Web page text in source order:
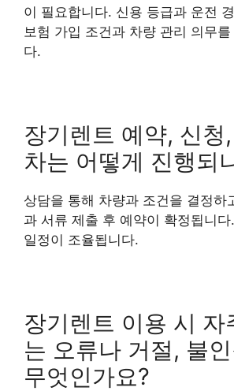
이 필요합니다. 신용 등급과 운전
보험 가입 조건과 차량 관리 의무
다.
장기렌트 예약, 신청
차는 어떻게 진행되
상담을 통해 차량과 조건을 결정하
과 서류 제출 후 예약이 확정됩니
일정이 조율됩니다.
장기렌트 이용 시 자
는 오류나 거절, 불
무엇인가요?